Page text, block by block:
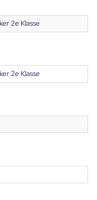
2e Klasse
2e Klasse